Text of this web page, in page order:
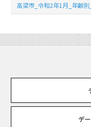
高梁市_令和2年1月_年齢
デ